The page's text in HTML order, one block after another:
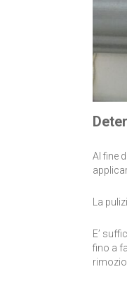
Al fine
La
E’
fino a